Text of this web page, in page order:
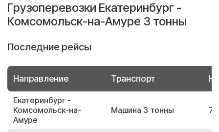
Грузоперевозки Екатеринбург -
Комсомольск-на-Амуре 3 тонны
Последние рейсы
Направление Транспорт
Екатеринбург -
Комсомольск-на-
Амуре
Машина 3 тонны